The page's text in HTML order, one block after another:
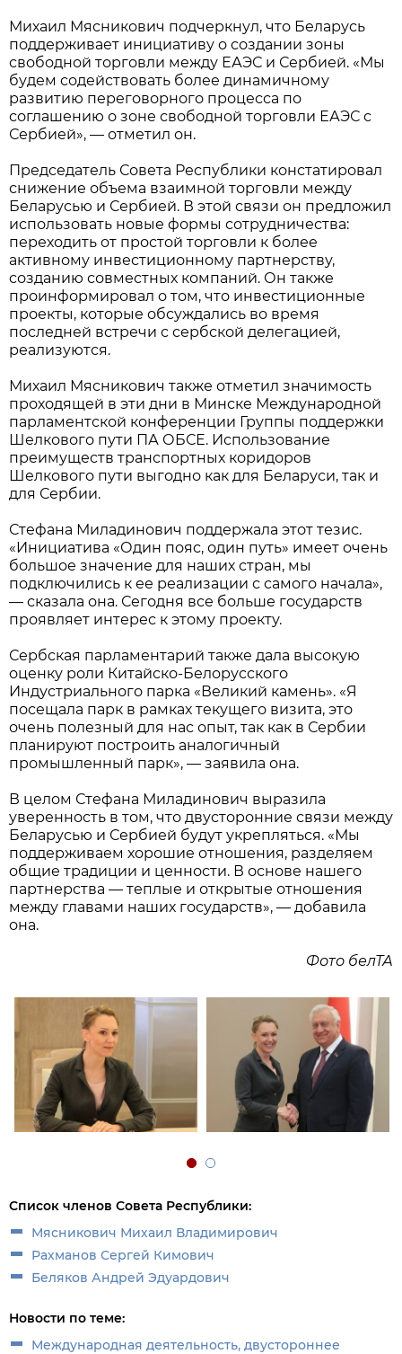
Михаил Мясникович подчеркнул, что Беларусь
поддерживает инициативу о создании зоны
свободной торговли между ЕАЭС и Сербией. «Мы
будем содействовать более динамичному
развитию переговорного процесса по
соглашению о зоне свободной торговли ЕАЭС с
Сербией», — отметил он.
Председатель Совета Республики констатировал
снижение объема взаимной торговли между
Беларусью и Сербией. В этой связи он предложил
использовать новые формы сотрудничества:
переходить от простой торговли к более
активному инвестиционному партнерству,
cозданию совместных компаний. Он также
проинформировал о том, что инвестиционные
проекты, которые обсуждались во время
последней встречи с сербской делегацией,
реализуются.
Михаил Мясникович также отметил значимость
проходящей в эти дни в Минске Международной
парламентской конференции Группы поддержки
Шелкового пути ПА ОБСЕ. Использование
преимуществ транспортных коридоров
Шелкового пути выгодно как для Беларуси, так и
для Сербии.
Стефана Миладинович поддержала этот тезис.
«Инициатива «Один пояс, один путь» имеет очень
большое значение для наших стран, мы
подключились к ее реализации с самого начала»,
— сказала она. Сегодня все больше государств
проявляет интерес к этому проекту.
Сербская парламентарий также дала высокую
оценку роли Китайско-Белорусского
Индустриального парка «Великий камень». «Я
посещала парк в рамках текущего визита, это
очень полезный для нас опыт, так как в Сербии
планируют построить аналогичный
промышленный парк», — заявила она.
В целом Стефана Миладинович выразила
уверенность в том, что двусторонние связи между
Беларусью и Сербией будут укрепляться. «Мы
поддерживаем хорошие отношения, разделяем
общие традиции и ценности. В основе нашего
партнерства — теплые и открытые отношения
между главами наших государств», — добавила
она.
Фото белТА
Список членов Совета Республики:
Мясникович Михаил Владимирович
Рахманов Сергей Кимович
Беляков Андрей Эдуардович
Новости по теме:
Международная деятельность, двустороннее